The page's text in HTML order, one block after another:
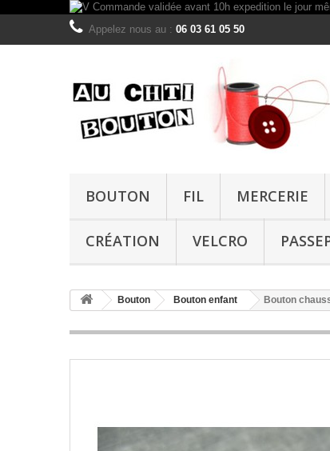
Appelez nous au : 06 03 61 05 50
BOUTON FIL MERCERIE
CRÉATION VELCRO
Bouton Bouton enfant Bouton